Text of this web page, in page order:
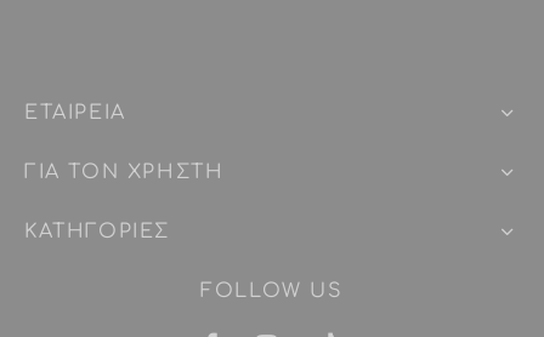
ΕΤΑΙΡEIΑ
ΓΙΑ ΤΟΝ ΧΡΗΣΤΗ
ΚΑΤΗΓΟΡΙΕΣ
FOLLOW US